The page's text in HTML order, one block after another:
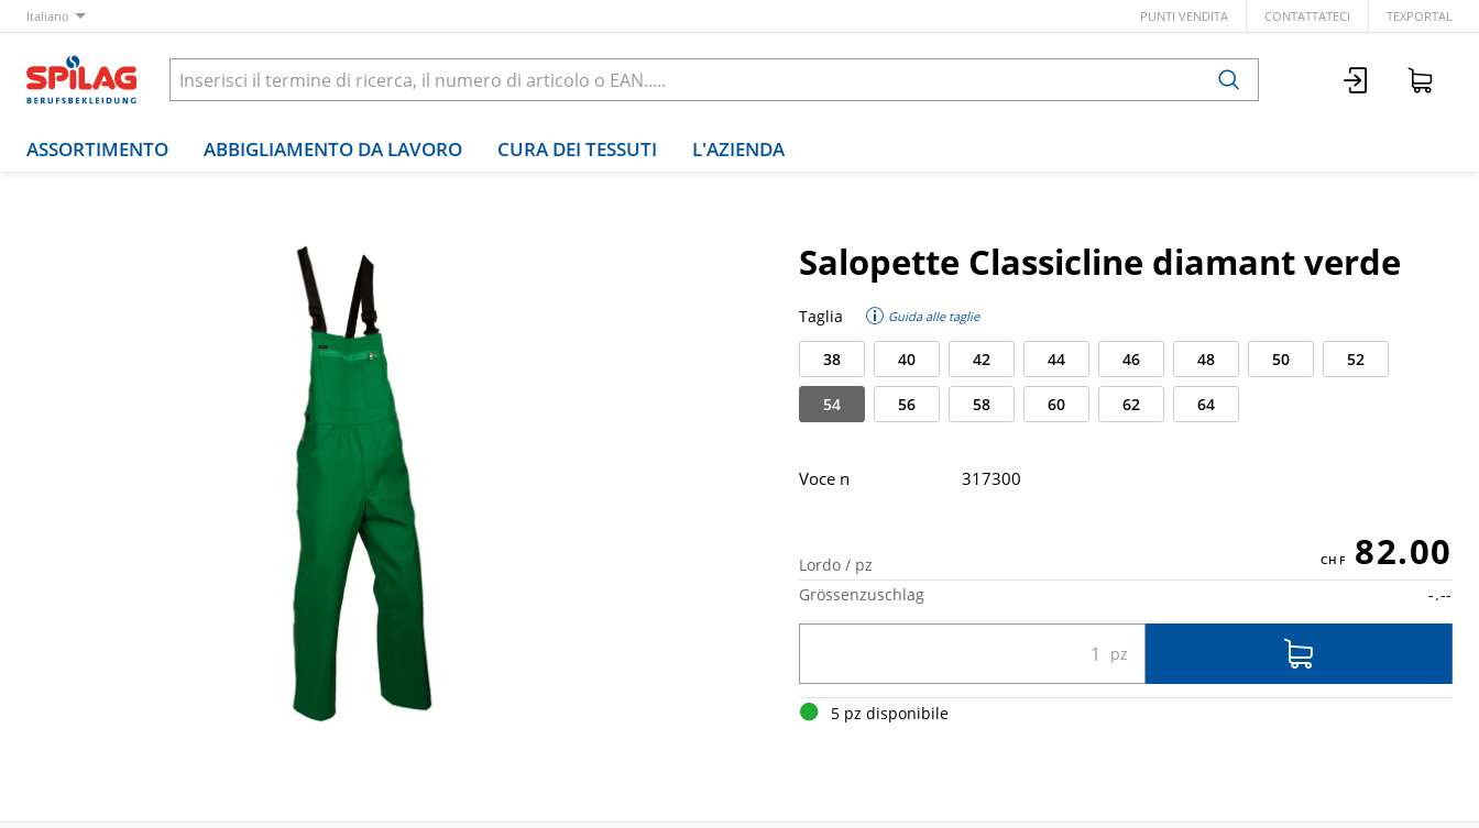
Italiano PUNTI VENDITA CONTATTATECI TEXPORTAL
ASSORTIMENTO ABBIGLIAMENTO DA LAVORO CURA DEI TESSUTI L'AZIENDA
Salopette Classicline diamant verde
Taglia Guida alle taglie
38 40 42 44 46 48 50 52
54 56 58 60 62 64
Lordo / pz 82.00
Grössenzuschlag -.--
5 pz disponibile
Voce n 317300